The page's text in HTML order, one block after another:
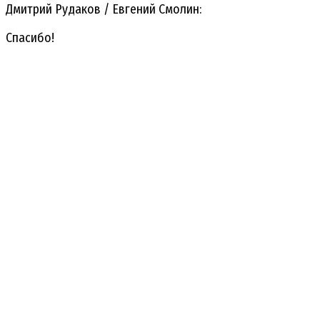
Дмитрий Рудаков / Евгений Смолин:
Спасибо!